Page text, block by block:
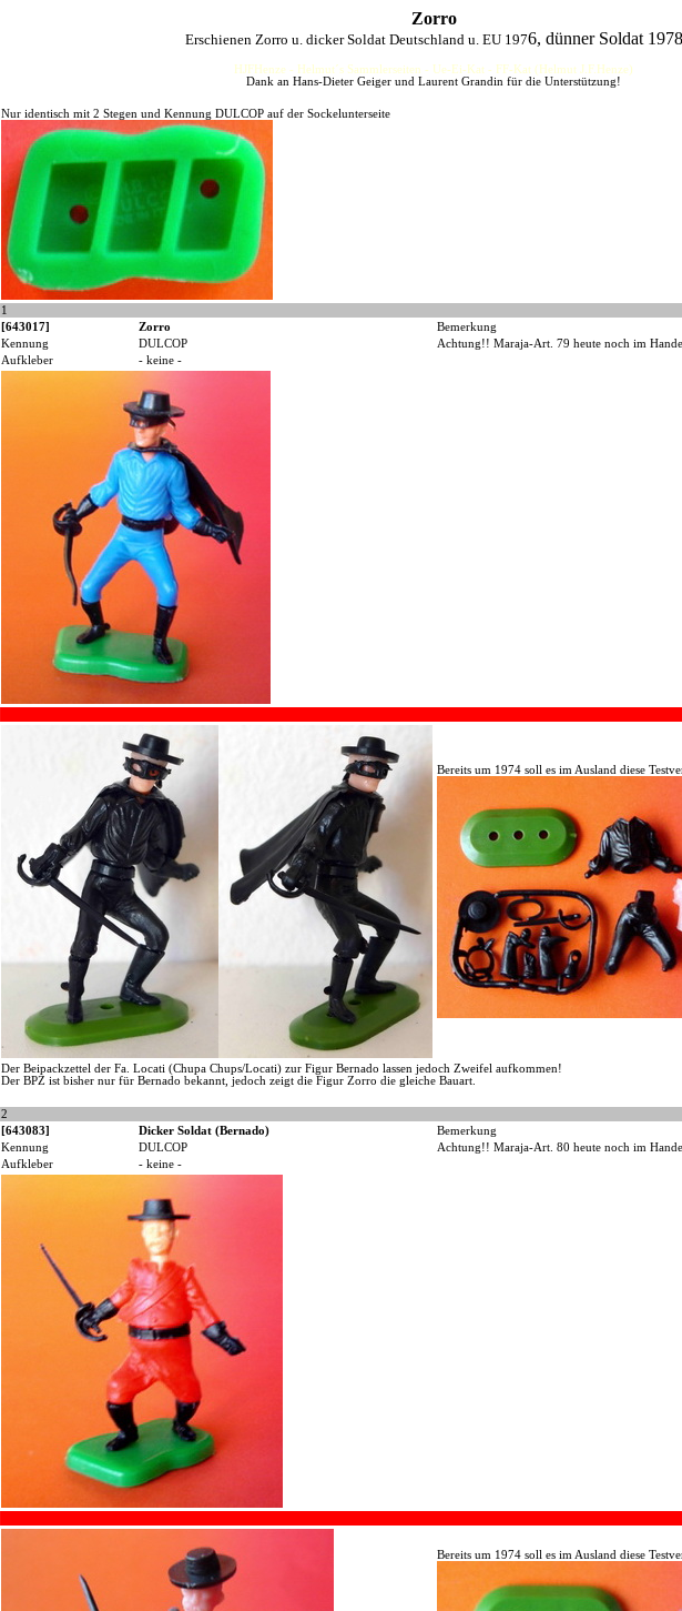
Zorro
Erschienen Zorro u. dicker Soldat Deutschland u. EU 1976, dünner Soldat 1978
HJFHenze - Helmut´s Sammlerseiten - Ue-Ei-Kat - FF-Kat (Helmut J.F.Henze)
Dank an Hans-Dieter Geiger und Laurent Grandin für die Unterstützung!
Nur identisch mit 2 Stegen und Kennung DULCOP auf der Sockelunterseite
1
[643017]
Zorro
Bemerkung
Kennung
DULCOP
Achtung!! Maraja-Art. 79 heute noch im
Aufkleber
- keine -
Bereits um 1974 soll es im Ausland diese
Der Beipackzettel der Fa. Locati (Chupa Chups/Locati) zur Figur Bernado lassen jedoch Zweifel aufkommen!
Der BPZ ist bisher nur für Bernado bekannt, jedoch zeigt die Figur Zorro die gleiche Bauart.
2
[643083]
Dicker Soldat (Bernado)
Bemerkung
Kennung
DULCOP
Achtung!! Maraja-Art. 80 heute noch im
Aufkleber
- keine -
Bereits um 1974 soll es im Ausland diese